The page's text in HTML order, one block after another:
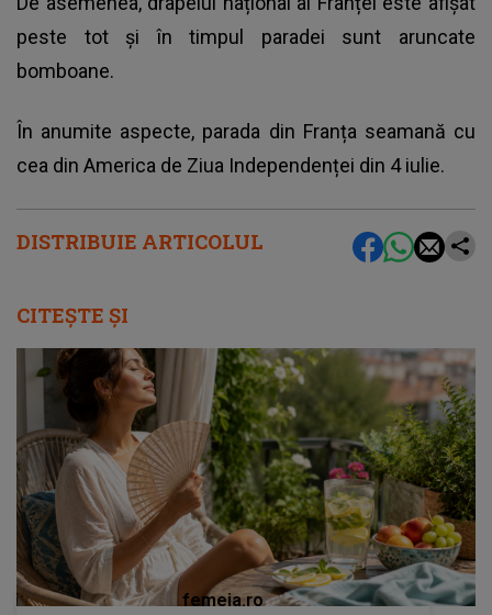
DISTRIBUIE ARTICOLUL
peste tot și în timpul paradei sunt aruncate
bomboane.
În anumite aspecte, parada din Franța seamană cu
cea din America de Ziua Independenței din 4 iulie.
CITEȘTE ȘI
femeia.ro